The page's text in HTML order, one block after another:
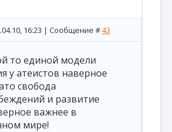
16:23 | Сообщение #43
то единой модели
у атеистов наверное
свобода
и развитие
важнее в
мире!